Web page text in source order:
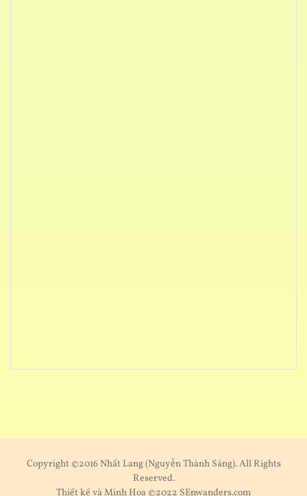
Copyright ©2016 Nhất Lang (Nguyễn Thành Sáng). All Rights
Reserved.
Thiết kế và Minh Hoạ ©2022 SEnwanders.com